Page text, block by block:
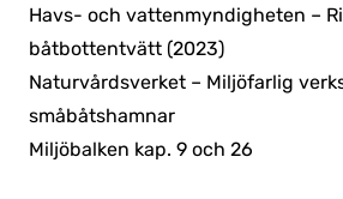
Havs- och vattenmyndigheten –
båtbottentvätt (2023)
Naturvårdsverket – Miljöfarlig
småbåtshamnar
Miljöbalken kap. 9 och 26